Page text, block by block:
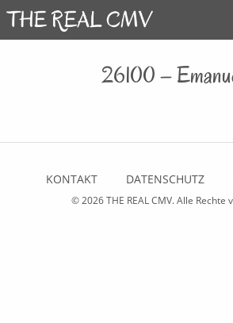
26100 –
KONTAKT DATENSCHUTZ
© 2026THE REAL CMV. Alle Rechte